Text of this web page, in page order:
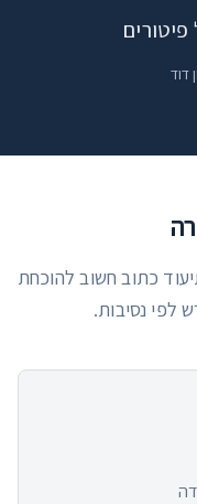
דוד
כתוב חשוב להוכחת
לפי נסיבות.